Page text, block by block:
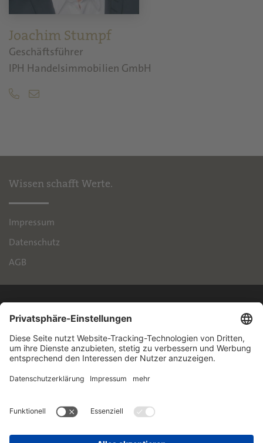
Joachim Stumpf
Geschäftsführer
IPH Handelsimmobilien GmbH
Wissen schafft Werte.
Impressum
Datenschutz
AGB
IPH
Handelsimmobilien GmbH
80333 München
+49 89 55118-145